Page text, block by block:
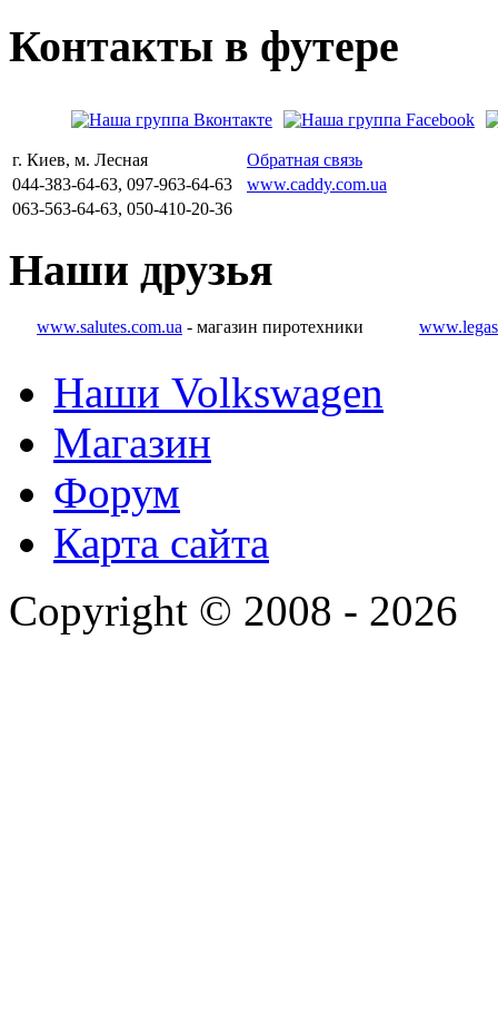
Контакты в футере
г. Киев, м. Лесная
Обратная связь
044-383-64-63, 097-963-64-63
www.caddy.com.ua
063-563-64-63, 050-410-20-36
Наши друзья
www.salutes.com.ua - магазин пиротехники
Наши Volkswagen
Магазин
Форум
Карта сайта
Copyright © 2008 - 2026